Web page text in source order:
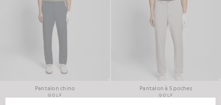
Pantalon chino
GOLF
Pantalon à 5 poches
GOLF